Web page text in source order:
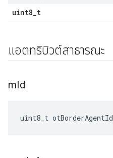
uint8_t
แอตทริบิวต์สาธารณะ
mId
uint8_t otBorderAgentId